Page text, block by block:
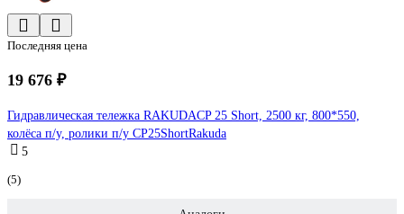
Последняя цена
19 676 ₽
Гидравлическая тележка RAKUDACP 25 Short, 2500 кг, 800*550,
колёса п/у, ролики п/у CP25ShortRakuda
5
(5)